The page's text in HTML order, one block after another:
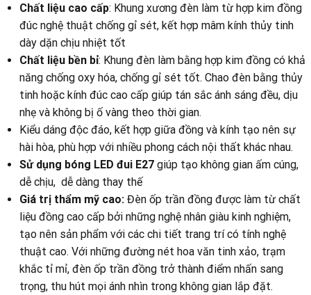
Chất liệu cao cấp: Khung xương đèn làm từ hợp kim đồng
đúc nghệ thuật chống gỉ sét, kết hợp mâm kính thủy tinh
dày dặn chịu nhiệt tốt
Chất liệu bền bỉ: Khung đèn làm bằng hợp kim đồng có khả
năng chống oxy hóa, chống gỉ sét tốt. Chao đèn bằng thủy
tinh hoặc kính đúc cao cấp giúp tán sắc ánh sáng đều, dịu
nhẹ và không bị ố vàng theo thời gian.
Kiểu dáng độc đáo, kết hợp giữa đồng và kính tạo nên sự
hài hòa, phù hợp với nhiều phong cách nội thất khác nhau.
Sử dụng bóng LED đui E27 giúp tạo không gian ấm cúng,
dễ chịu, dễ dàng thay thế
Giá trị thẩm mỹ cao: Đèn ốp trần đồng được làm từ chất
liệu đồng cao cấp bởi những nghệ nhân giàu kinh nghiệm,
tạo nên sản phẩm với các chi tiết trang trí có tính nghệ
thuật cao. Với những đường nét hoa văn tinh xảo, trạm
khắc tỉ mỉ, đèn ốp trần đồng trở thành điểm nhấn sang
trọng, thu hút mọi ánh nhìn trong không gian lắp đặt.